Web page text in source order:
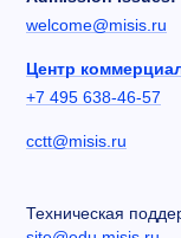
welcome@misis.ru
Центр
+7 495 638-46-57
cctt@misis.ru
Техническая